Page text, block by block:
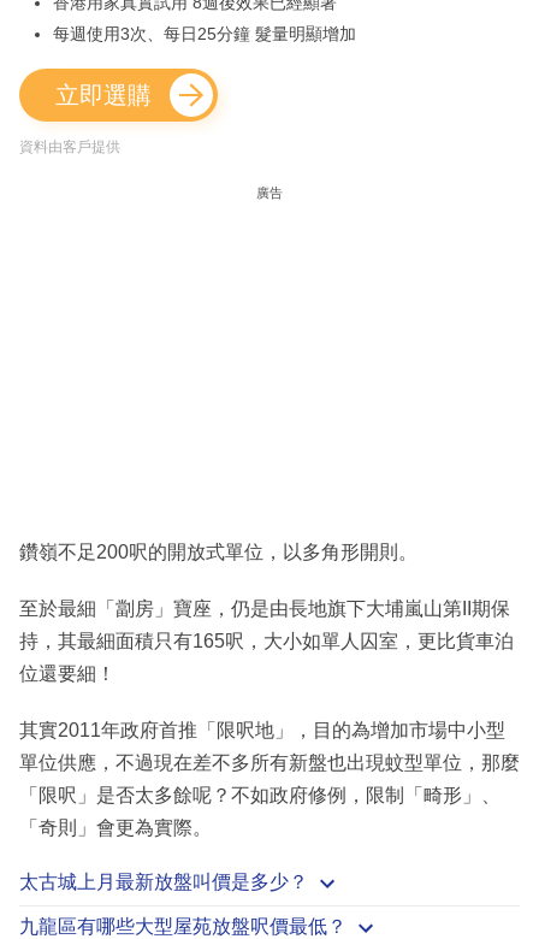
每週使用3次、每日25分鐘 髮量明顯增加
立即選購
資料由客戶提供
廣告
鑽嶺不足200呎的開放式單位，以多角形開則。
至於最細「劏房」寶座，仍是由長地旗下大埔嵐山第II期保
持，其最細面積只有165呎，大小如單人囚室，更比貨車泊
位還要細！
其實2011年政府首推「限呎地」，目的為增加市場中小型
單位供應，不過現在差不多所有新盤也出現蚊型單位，那麼
「限呎」是否太多餘呢？不如政府修例，限制「畸形」、
「奇則」會更為實際。
太古城上月最新放盤叫價是多少？
九龍區有哪些大型屋苑放盤呎價最低？